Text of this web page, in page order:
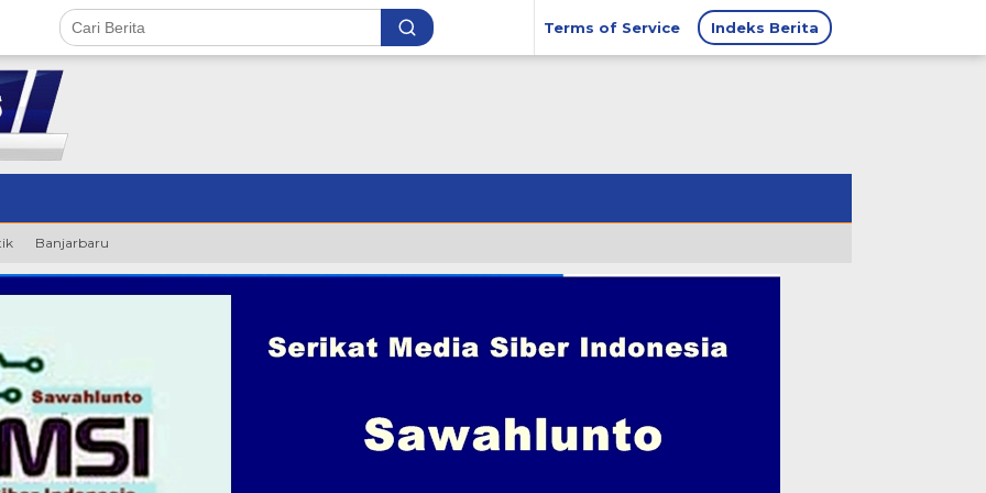
Terms of Service Indeks Berita
Banjarbaru